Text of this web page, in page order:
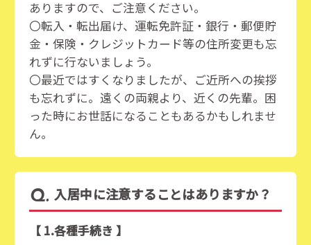
ありますので、ご注意ください。
〇転入・転出届け、運転免許証・銀行・郵便貯
金・保険・クレジットカード等の住所変更も忘
れずに行ないましょう。
〇最近ではすくなりましたが、ご近所への挨拶
も忘れずに。遠くの両親より、近くの先輩。困
った時にお世話になることもあるかもしれませ
ん。
入居中に注意することはありますか？
【 1.各種手続き 】